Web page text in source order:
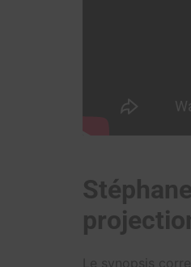
Le synopsis